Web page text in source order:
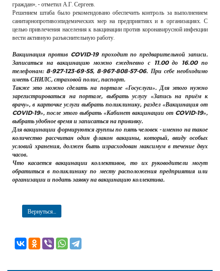
граждан», - отметил А.Г. Сергеев.
Решением штаба было рекомендовано обеспечить контроль за выполнением
санитарнопротивоэпидемических мер на предприятиях и в организациях. С
целью привлечения населения к вакцинации против коронавирусной инфекции
вести активную разъяснительную работу.
Вакцинация против COVID-19 проходит по предварительной записи.
Записаться на вакцинацию можно ежедневно с 11.00 до 16.00 по
телефонам: 8-927-123-69-55, 8-967-808-57-06. При себе необходимо
иметь СНИЛС, страховой полис, паспорт.
Также это можно сделать на портале «Госуслуги». Для этого нужно
зарегистрироваться на портале, выбрать услугу «Запись на приём к
врачу», в карточке услуги выбрать поликлинику, раздел «Вакцинация от
COVID-19», после этого выбрать «Кабинет вакцинации от COVID-19»,
выбрать удобное время и записаться на прививку.
Для вакцинации формируются группы по пять человек - именно на такое
количество рассчитан один флакон вакцины, который, ввиду особых
условий хранения, должен быть израсходован максимум в течение двух
часов.
Что касается вакцинации коллективов, то их руководители могут
обратиться в поликлинику по месту расположения предприятия или
организации и подать заявку на вакцинацию коллектива.
Вернуться...